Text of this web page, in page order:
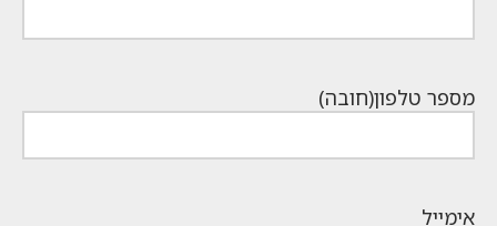
מספר טלפון(חובה)
אימייל